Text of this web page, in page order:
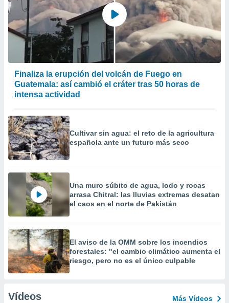
Finaliza la erupción del volcán de Fuego en
Guatemala: así cambió el cráter tras 50 horas de
intensa actividad
Cultivar sin agua: el reto de la agricultura
española ante un futuro más seco
Una muro súbito de agua, lodo y rocas
arrasa Chitral: las lluvias extremas desatan
el caos en el norte de Pakistán
El aviso de la OMM sobre los incendios
forestales: "el cambio climático aumenta el
riesgo, pero no es el único culpable
Vídeos Más Vídeos